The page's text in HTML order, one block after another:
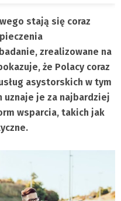
stają się coraz
czenia
zrealizowane na
że Polacy coraz
asystorskich w tym
uznaje je za najbardziej
wsparcia, takich jak